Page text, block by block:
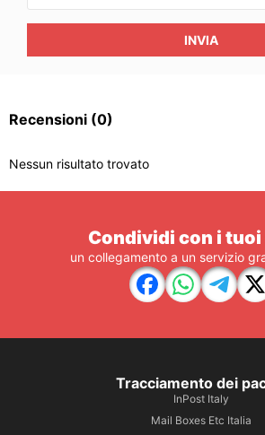
INVIA
Recensioni (0)
Nessun risultato trovato
Condividi con i tuoi
un collegamento a un servizio
Tracciamento dei
InPost Italy
Mail Boxes Etc Italia